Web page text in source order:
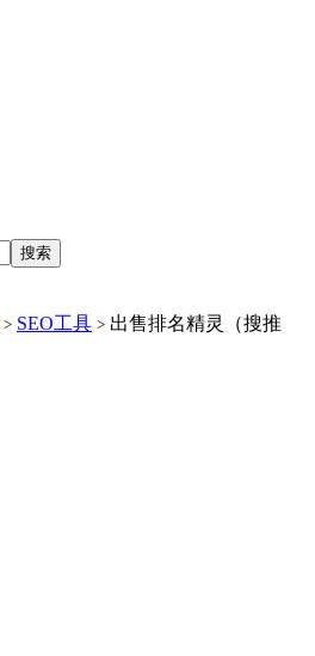
> SEO工具 > 出售排名精灵（搜推